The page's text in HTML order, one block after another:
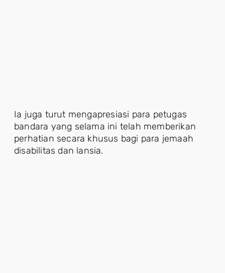
Ia juga turut mengapresiasi para petugas
bandara yang selama ini telah memberikan
perhatian secara khusus bagi para jemaah
disabilitas dan lansia.